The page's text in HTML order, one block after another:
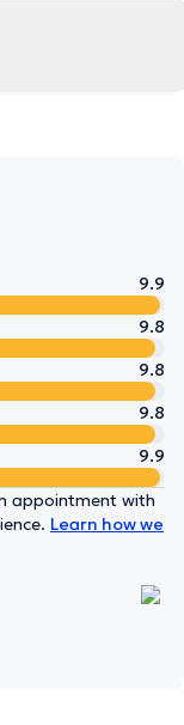
9.9
9.8
9.8
9.8
9.9
appointment with
Learn how we